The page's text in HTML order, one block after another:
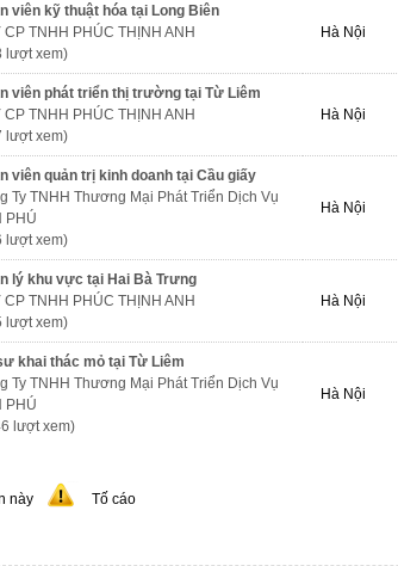
viên kỹ thuật hóa tại Long Biên
CP TNHH PHÚC THỊNH ANH
lượt xem)
Hà Nội
viên phát triển thị trường tại Từ Liêm
CP TNHH PHÚC THỊNH ANH
lượt xem)
Hà Nội
viên quản trị kinh doanh tại Cầu giấy
Ty TNHH Thương Mại Phát Triển Dịch Vụ
PHÚ
lượt xem)
Hà Nội
lý khu vực tại Hai Bà Trưng
CP TNHH PHÚC THỊNH ANH
lượt xem)
Hà Nội
khai thác mỏ tại Từ Liêm
Ty TNHH Thương Mại Phát Triển Dịch Vụ
PHÚ
lượt xem)
Hà Nội
này Tố cáo